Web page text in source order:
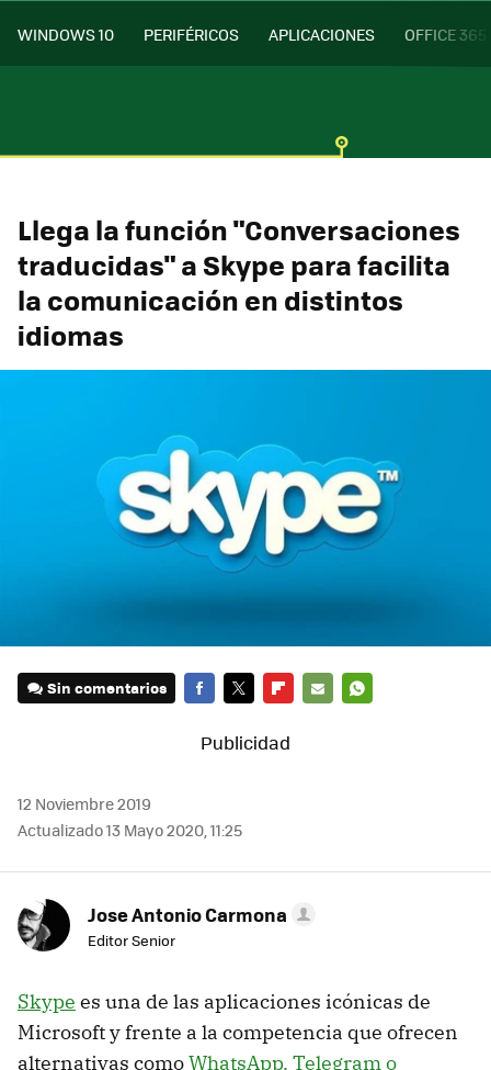
WINDOWS 10 PERIFÉRICOS APLICACIONES OFFICE 365
Llega la función "Conversaciones
traducidas" a Skype para facilita
la comunicación en distintos
idiomas
Sin comentarios
12 Noviembre 2019
Actualizado 13 Mayo 2020, 11:25
Jose Antonio Carmona
Editor Senior
Skype es una de las aplicaciones icónicas de
Microsoft y frente a la competencia que ofrecen
alternativas comoWhatsApp, Telegram o